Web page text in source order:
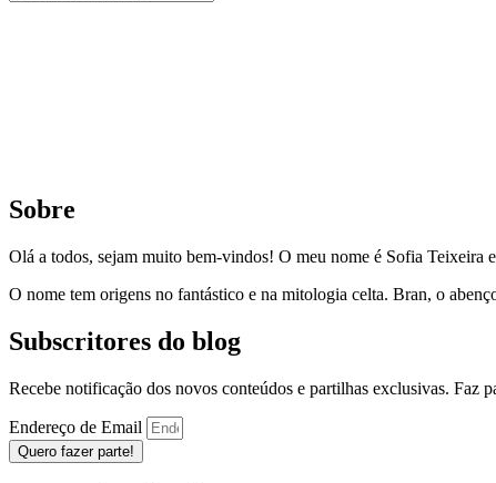
Sobre
Olá a todos, sejam muito bem-vindos! O meu nome é Sofia Teixeira
O nome tem origens no fantástico e na mitologia celta. Bran, o
Subscritores do blog
Recebe notificação dos novos conteúdos e partilhas exclusivas. Faz
Endereço de Email
Quero fazer parte!